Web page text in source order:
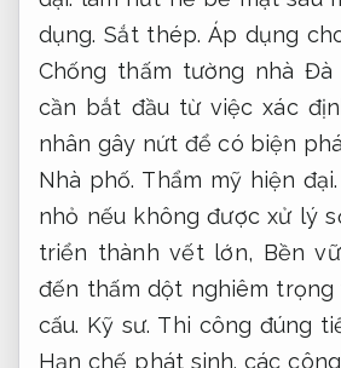
dụng.Sắt thép. Áp dụng
Chống thấm tường nhà Đà
cần bắt đầu từ việc xác
nhân gây nứt để có biện
Nhà phố. Thẩm mỹ hiện đại.
nhỏ nếu không được xử lý
triển thành vết lớn, Bền
đến thấm dột nghiêm
cấu. Kỹ sư. Thi công đúng
Hạn chế phát sinh. các